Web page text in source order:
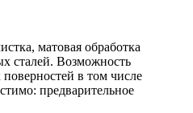
матовая обработка
сталей. Возможность
в том числе
предварительное